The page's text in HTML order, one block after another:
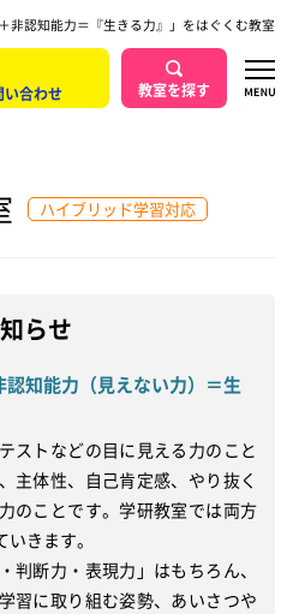
＋非認知能力＝『生きる力』」をはぐくむ教室
合わせ
教室を探す
ハイブリッド学習対応
らせ
知能力（見えない力）＝生
ストなどの目に見える力のこと
主体性、自己肯定感、やり抜く
のことです。学研教室では両方
きます。
判断力・表現力」はもちろん、
習に取り組む姿勢、あいさつや